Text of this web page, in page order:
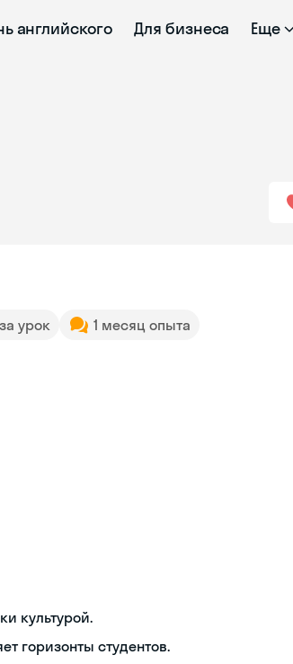
английского Для бизнеса Еще
урок 1 месяц опыта
культурой.
горизонты студентов.